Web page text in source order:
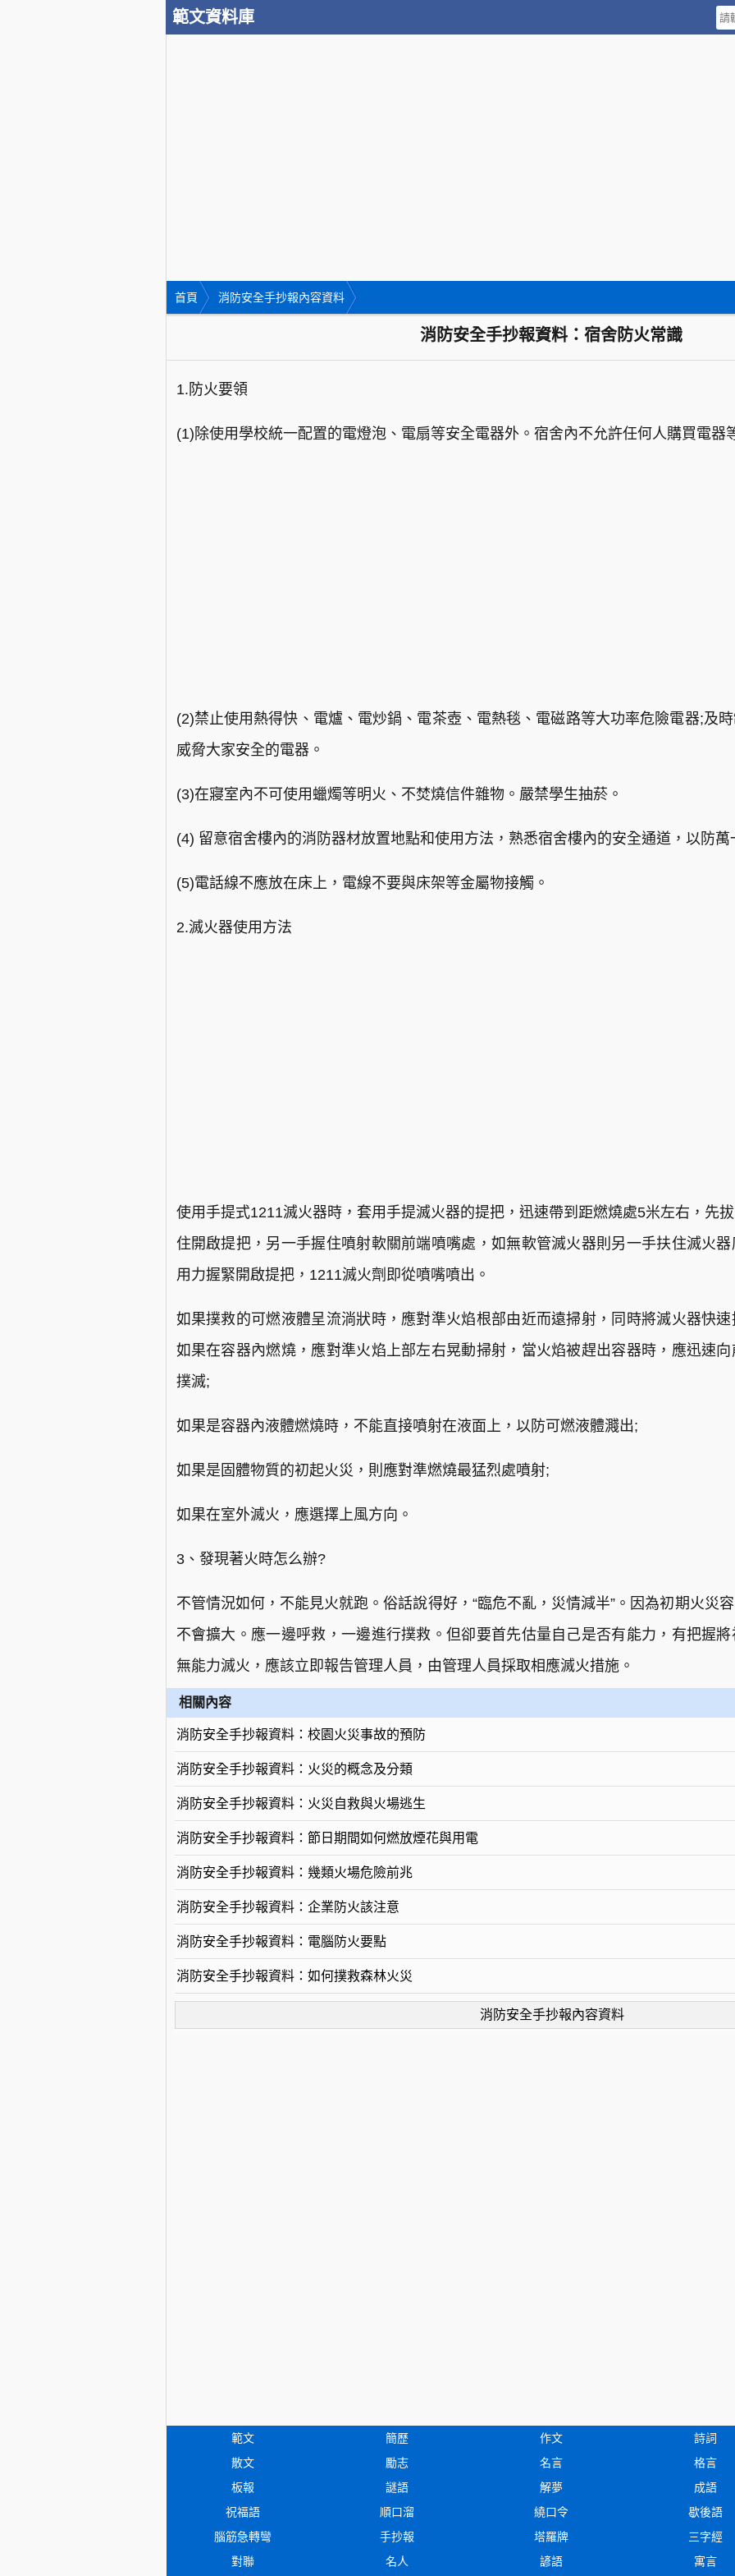
範文資料庫
首頁 消防安全手抄報內容資料
消防安全手抄報資料：宿舍防火常識
1.防火要領
(1)除使用學校統一配置的電燈泡、電扇等安全電器外。宿舍內不允許任何人購買電器
(2)禁止使用熱得快、電爐、電炒鍋、電茶壺、電熱毯、電磁路等大功率危險電器;及
威脅大家安全的電器。
(3)在寢室內不可使用蠟燭等明火、不焚燒信件雜物。嚴禁學生抽菸。
(4) 留意宿舍樓內的消防器材放置地點和使用方法，熟悉宿舍樓內的安全通道，以防萬
(5)電話線不應放在床上，電線不要與床架等金屬物接觸。
2.滅火器使用方法
使用手提式1211滅火器時，套用手提滅火器的提把，迅速帶到距燃燒處5米左右，先
住開啟提把，另一手握住噴射軟關前端噴嘴處，如無軟管滅火器則另一手扶住滅火
用力握緊開啟提把，1211滅火劑即從噴嘴噴出。
如果撲救的可燃液體呈流淌狀時，應對準火焰根部由近而遠掃射，同時將滅火器快
如果在容器內燃燒，應對準火焰上部左右晃動掃射，當火焰被趕出容器時，應迅速
撲滅;
如果是容器內液體燃燒時，不能直接噴射在液面上，以防可燃液體濺出;
如果是固體物質的初起火災，則應對準燃燒最猛烈處噴射;
如果在室外滅火，應選擇上風方向。
3、發現著火時怎么辦?
不管情況如何，不能見火就跑。俗話說得好，“臨危不亂，災情減半”。因為初期火災
不會擴大。應一邊呼救，一邊進行撲救。但卻要首先估量自己是否有能力，有把握
無能力滅火，應該立即報告管理人員，由管理人員採取相應滅火措施。
相關內容
消防安全手抄報資料：校園火災事故的預防
消防安全手抄報資料：火災的概念及分類
消防安全手抄報資料：火災自救與火場逃生
消防安全手抄報資料：節日期間如何燃放煙花與用電
消防安全手抄報資料：幾類火場危險前兆
消防安全手抄報資料：企業防火該注意
消防安全手抄報資料：電腦防火要點
消防安全手抄報資料：如何撲救森林火災
消防安全手抄報內容資料
範文 簡歷 作文
詩詞
散文
勵志 名言
格言
板報
謎語 解夢
成語
祝福語
順口溜 繞口令
歇後語
腦筋急轉彎
手抄報 塔羅牌
三字經
對聯
名人 諺語 寓言